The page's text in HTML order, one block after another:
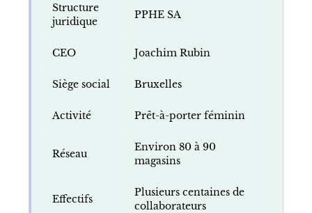
Structure
juridique
PPHE SA
CEO Joachim Rubin
Siège social Bruxelles
Activité Prêt-à-porter féminin
Réseau
Environ 80 à 90
magasins
Effectifs
Plusieurs centaines de
collaborateurs